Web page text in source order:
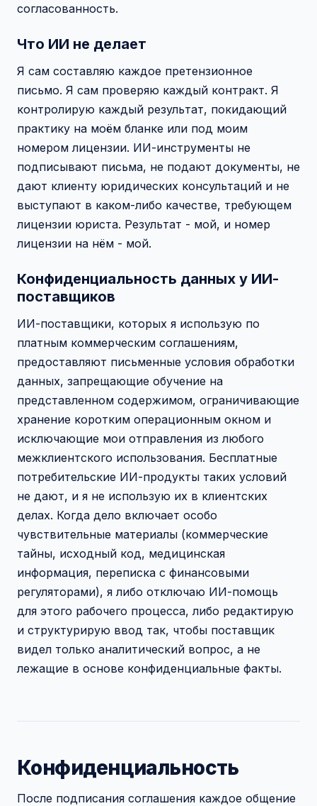
согласованность.
Что ИИ не делает
Я сам составляю каждое претензионное
письмо. Я сам проверяю каждый контракт. Я
контролирую каждый результат, покидающий
практику на моём бланке или под моим
номером лицензии. ИИ-инструменты не
подписывают письма, не подают документы, не
дают клиенту юридических консультаций и не
выступают в каком-либо качестве, требующем
лицензии юриста. Результат - мой, и номер
лицензии на нём - мой.
Конфиденциальность данных у ИИ-
поставщиков
ИИ-поставщики, которых я использую по
платным коммерческим соглашениям,
предоставляют письменные условия обработки
данных, запрещающие обучение на
представленном содержимом, ограничивающие
хранение коротким операционным окном и
исключающие мои отправления из любого
межклиентского использования. Бесплатные
потребительские ИИ-продукты таких условий
не дают, и я не использую их в клиентских
делах. Когда дело включает особо
чувствительные материалы (коммерческие
тайны, исходный код, медицинская
информация, переписка с финансовыми
регуляторами), я либо отключаю ИИ-помощь
для этого рабочего процесса, либо редактирую
и структурирую ввод так, чтобы поставщик
видел только аналитический вопрос, а не
лежащие в основе конфиденциальные факты.
Конфиденциальность
После подписания соглашения каждое общение